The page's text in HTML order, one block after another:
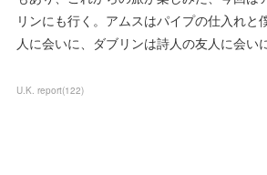
リンにも行く。アムスはパイプの仕入れと
人に会いに、ダブリンは詩人の友人に会い
U.K. report(122)